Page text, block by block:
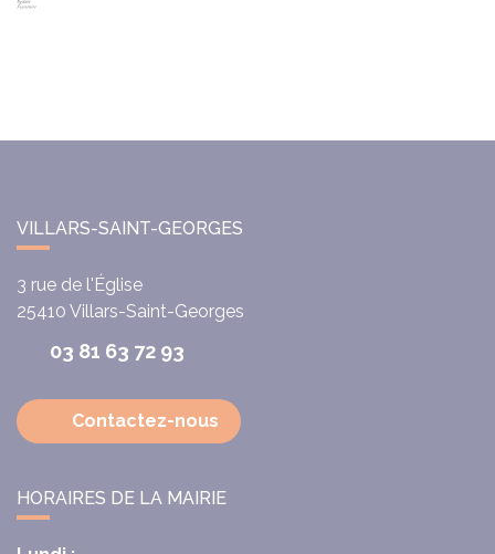
VILLARS-SAINT-GEORGES
3 rue de l'Église
25410 Villars-Saint-Georges
03 81 63 72 93
Contactez-nous
HORAIRES DE LA MAIRIE